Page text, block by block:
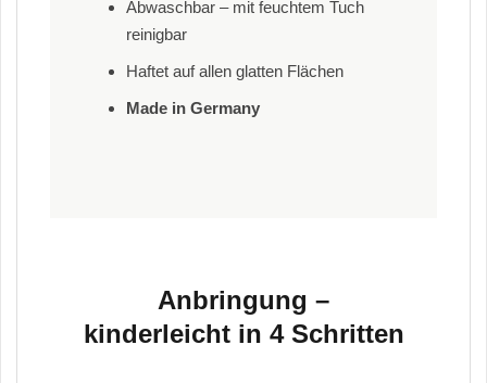
Abwaschbar – mit feuchtem Tuch
reinigbar
Haftet auf allen glatten Flächen
Made in Germany
Anbringung –
kinderleicht in 4 Schritten